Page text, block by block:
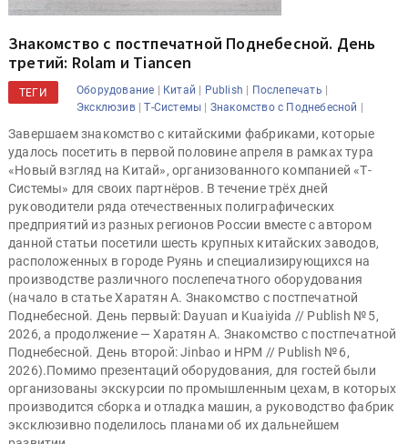
Знакомство с постпечатной Поднебесной. День
третий: Rolam и Tiancen
ТЕГИ Оборудование | Китай | Publish | Послепечать |
Эксклюзив|Т-Системы | Знакомство с Поднебесной |
Завершаем знакомство с китайскими фабриками, которые
удалось посетить в первой половине апреля в рамках тура
«Новый взгляд на Китай», организованного компанией «Т-
Системы» для своих партнёров. В течение трёх дней
руководители ряда отечественных полиграфических
предприятий из разных регионов России вместе с автором
данной статьи посетили шесть крупных китайских заводов,
расположенных в городе Руянь и специализирующихся на
производстве различного послепечатного оборудования
(начало в статье Харатян А. Знакомство с постпечатной
Поднебесной. День первый: Dayuan и Kuaiyida // Publish № 5,
2026, а продолжение — Харатян А. Знакомство с постпечатной
Поднебесной. День второй: Jinbao и HPM // Publish № 6,
2026).Помимо презентаций оборудования, для гостей были
организованы экскурсии по промышленным цехам, в которых
производится сборка и отладка машин, а руководство фабрик
эксклюзивно поделилось планами об их дальнейшем